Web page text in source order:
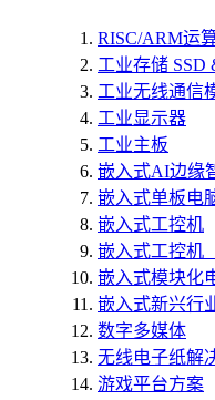
RISC/ARM运
工业存储 SSD
工业无线通信
工业显示器
工业主板
嵌入式AI边缘
嵌入式单板电
嵌入式工控机
嵌入式工控机
嵌入式模块化
嵌入式新兴行
数字多媒体
无线电子纸解
游戏平台方案